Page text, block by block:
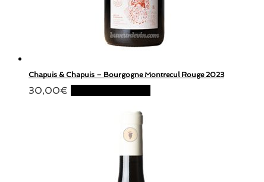
Chapuis & Chapuis – Bourgogne Montrecul Rouge 2023
30,00€